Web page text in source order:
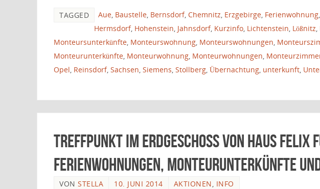
TAGGED Aue, Baustelle, Bernsdorf, Chemnitz, Erzgebirge, Ferienwohnung,
Hermsdorf, Hohenstein, Jahnsdorf, Kurzinfo, Lichtenstein, Lößnitz,
Monteursunterkünfte, Monteurswohnung, Monteurswohnungen,
Monteurunterkünfte, Monteurwohnung, Monteurwohnungen,
Opel, Reinsdorf, Sachsen, Siemens, Stollberg, Übernachtung, unterkunft,
TREFFPUNKT im Erdgeschoss von Haus
Ferienwohnungen, Monteurunterkünfte
VON STELLA 10. JUNI 2014 AKTIONEN, INFO